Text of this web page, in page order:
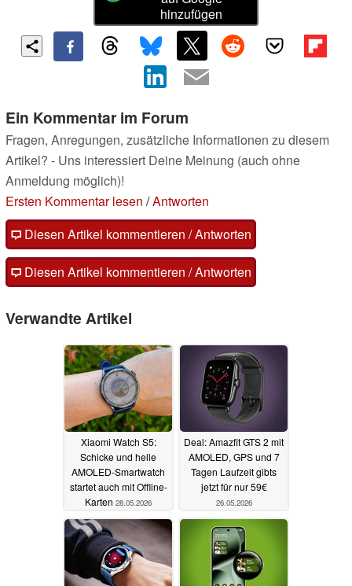
hinzufügen
Ein Kommentar im Forum
Fragen, Anregungen, zusätzliche Informationen zu diesem
Artikel? - Uns interessiert Deine Meinung (auch ohne
Anmeldung möglich)!
Ersten Kommentar lesen /Antworten
Diesen Artikel kommentieren / Antworten
Diesen Artikel kommentieren / Antworten
Verwandte Artikel
Xiaomi Watch S5:
Schicke und helle
AMOLED-Smartwatch
startet auch mit Offline-
Karten 28.05.2026
Deal: Amazfit GTS 2 mit
AMOLED, GPS und 7
Tagen Laufzeit gibts
jetzt für nur 59€
26.05.2026